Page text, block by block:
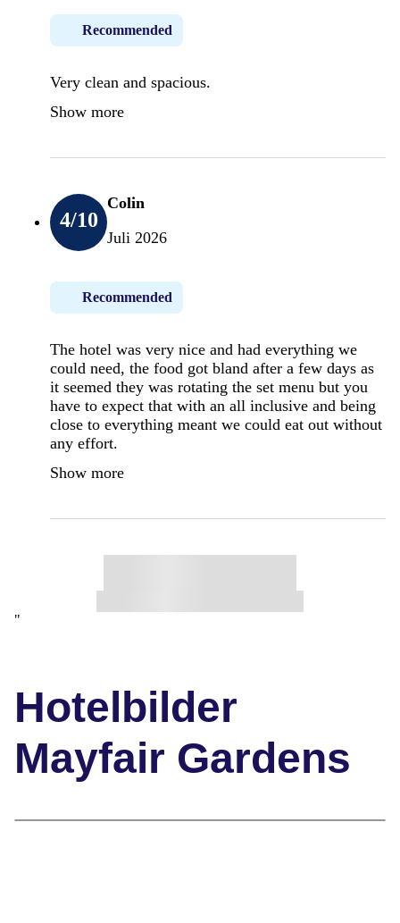
Recommended
Very clean and spacious.
Show more
4/10
Colin
Juli 2026
Recommended
The hotel was very nice and had everything we
could need, the food got bland after a few days as
it seemed they was rotating the set menu but you
have to expect that with an all inclusive and being
close to everything meant we could eat out without
any effort.
Show more
"
Hotelbilder
Mayfair Gardens